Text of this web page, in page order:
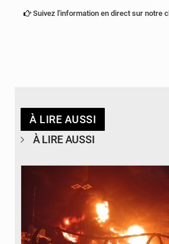
Suivez l'information en direct sur notre
À LIRE AUSSI
À LIRE AUSSI